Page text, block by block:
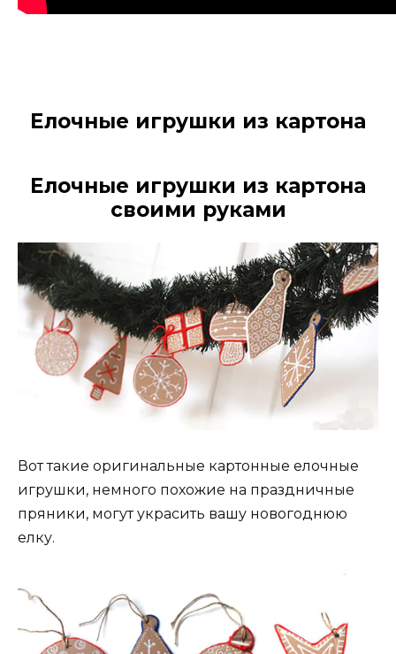
Елочные игрушки из картона
Елочные игрушки из картона
своими руками
Вот такие оригинальные картонные елочные
игрушки, немного похожие на праздничные
пряники, могут украсить вашу новогоднюю
елку.